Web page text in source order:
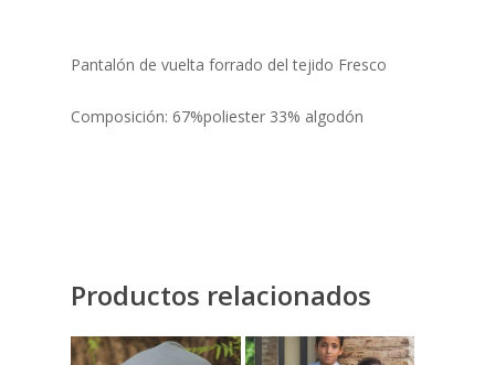
Pantalón de vuelta forrado del tejido Fresco
Composición: 67%poliester 33% algodón
Productos relacionados